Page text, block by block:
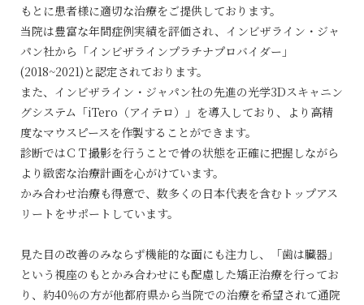
もとに患者様に適切な治療をご提供しております。
当院は豊富な年間症例実績を評価され、インビザライン・ジャ
パン社から「インビザラインプラチナプロバイダー」
(2018~2021)と認定されております。
また、インビザライン・ジャパン社の先進の光学3Dスキャニン
グシステム「iTero（アイテロ）」を導入しており、より高精
度なマウスピースを作製することができます。
診断ではＣＴ撮影を行うことで骨の状態を正確に把握しながら
より緻密な治療計画を心がけています。
かみ合わせ治療も得意で、数多くの日本代表を含むトップアス
リートをサポートしています。
見た目の改善のみならず機能的な面にも注力し、「歯は臓器」
という視座のもとかみ合わせにも配慮した矯正治療を行ってお
り、約40％の方が他都府県から当院での治療を希望されて通院